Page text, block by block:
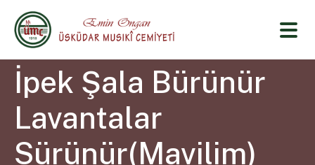
İpek Şala Bürünür
Lavantalar
Sürünür(Mavilim)